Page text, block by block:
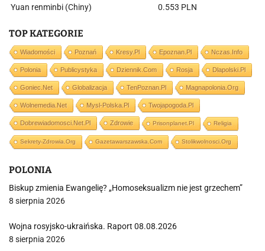
Yuan renminbi (Chiny)
0.553 PLN
TOP KATEGORIE
Wiadomości Poznań Kresy.pl Epoznan.pl Nczas.info
Polonia Publicystyka Dziennik.com Rosja Dlapolski.pl
Goniec.net Globalizacja TenPoznan.pl Magnapolonia.org
Wolnemedia.net Mysl-Polska.pl Twojapogoda.pl
Dobrewiadomosci.net.pl Zdrowie Prisonplanet.pl Religia
Sekrety-Zdrowia.org Gazetawarszawska.com Stolikwolnosci.org
POLONIA
Biskup zmienia Ewangelię? „Homoseksualizm nie jest grzechem”
8 sierpnia 2026
Wojna rosyjsko-ukraińska. Raport 08.08.2026
8 sierpnia 2026